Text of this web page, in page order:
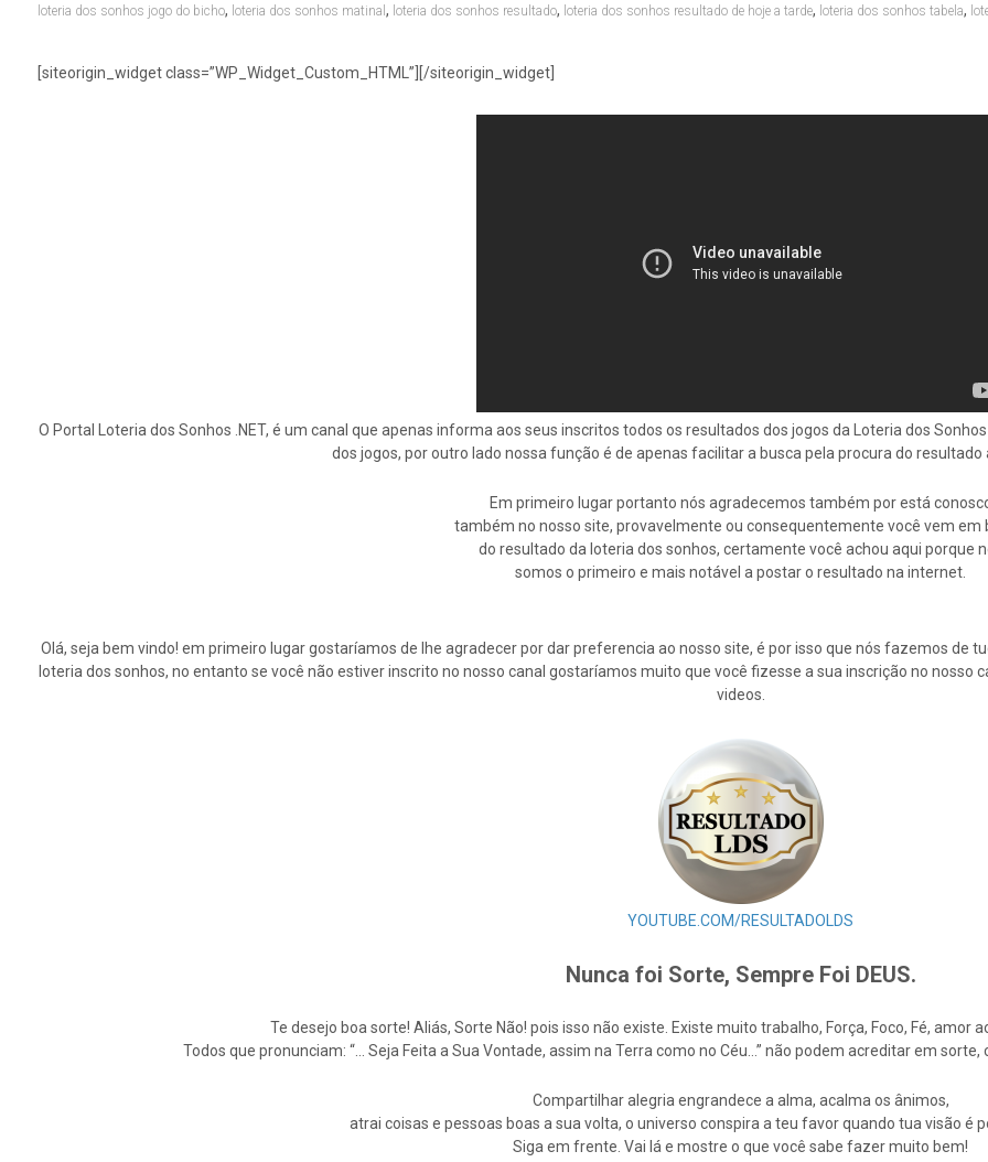
loteria dos sonhos jogo do bicho, loteria dos sonhos matinal , loteria dos sonhos resultado, loteria dos sonhos resultado de hoje a tarde, loteria dos sonhos tabela,
[siteorigin_widget class=”WP_Widget_Custom_HTML”] [/siteorigin_widget]
O Portal Loteria dos Sonhos .NET, é um canal que apenas informa aos seus inscritos todos os resultados dos jogos da Loteria dos
dos jogos, por outro lado nossa função é de apenas facilitar a busca pela procura do resultado
Em primeiro lugar portanto nós agradecemos também por está
também no nosso site, provavelmente ou consequentemente você vem em
do resultado da loteria dos sonhos, certamente você achou aqui porque
somos o primeiro e mais notável a postar o resultado na internet.
Olá, seja bem vindo! em primeiro lugar gostaríamos de lhe agradecer por dar preferencia ao nosso site, é por isso que nós fazemos de
loteria dos sonhos, no entanto se você não estiver inscrito no nosso canal gostaríamos muito que você fizesse a sua inscrição no nosso
videos.
YOUTUBE.COM/RESULTADOLDS
Nunca foi Sorte, Sempre Foi DEUS.
Te desejo boa sorte! Aliás, Sorte Não! pois isso não existe. Existe muito trabalho, Força, Foco, Fé, amor
Todos que pronunciam: “… Seja Feita a Sua Vontade, assim na Terra como no Céu…” não podem acreditar em sorte,
Compartilhar alegria engrandece a alma, acalma os ânimos,
atrai coisas e pessoas boas a sua volta, o universo conspira a teu favor quando tua visão é
Siga em frente. Vai lá e mostre o que você sabe fazer muito bem!